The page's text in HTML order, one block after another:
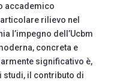
accademico
rilievo nel
l’impegno dell’Ucbm
concreta e
significativo è,
studi, il contributo di